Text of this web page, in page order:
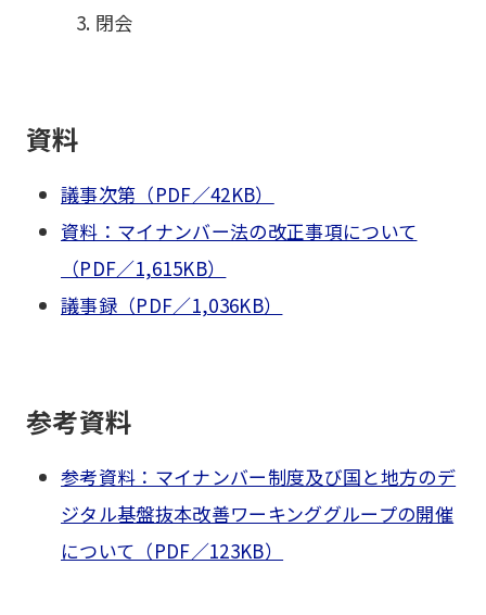
閉会
資料
議事次第（PDF／42KB）
資料：マイナンバー法の改正事項について
（PDF／1,615KB）
議事録（PDF／1,036KB）
参考資料
参考資料：マイナンバー制度及び国と地方のデ
ジタル基盤抜本改善ワーキンググループの開催
について（PDF／123KB）